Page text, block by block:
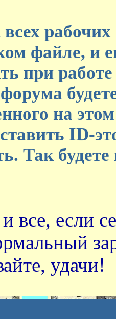
файле, и
при
на
ID-
Так
все, если
удачи!